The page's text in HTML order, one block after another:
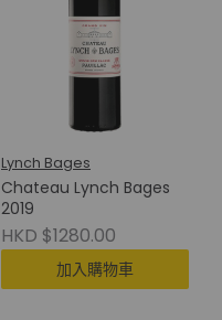
Lynch Bages
Chateau Lynch Bages
2019
HKD $1280.00
加入購物車